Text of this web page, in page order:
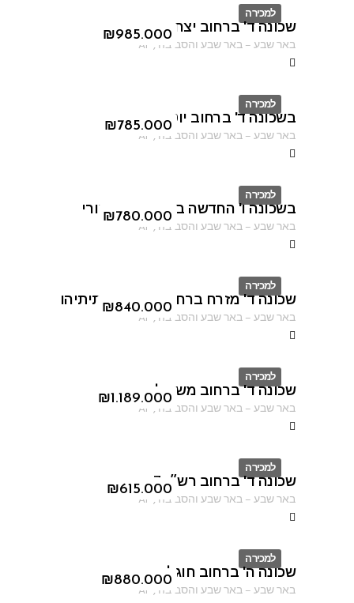
למכירה
ID
₪985.000
שכונה ד' ברחוב יצחק אבינו
באר שבע–באר שבע והסביבה ,
AF
למכירה
ID
₪785.000
בשכונה ד' ברחוב יוטבתה
באר שבע–באר שבע והסביבה ,
AF
למכירה
ID
₪780.000
בשכונה ו' החדשה ברחוב יעקב דורי
באר שבע–באר שבע והסביבה ,
AF
למכירה
ID
₪840.000
שכונה ד' מזרח ברחוב יוסף בן מתיתיהו
באר שבע–באר שבע והסביבה ,
AF
למכירה
ID
₪1.189.000
שכונה ד' ברחוב משעול סוכות
באר שבע–באר שבע והסביבה ,
AF
למכירה
ID
₪615.000
שכונה ד' ברחוב רש״י 7
באר שבע–באר שבע והסביבה ,
AF
למכירה
ID
₪880.000
שכונה ה' ברחוב חוגלה
באר שבע–באר שבע והסביבה ,
AF